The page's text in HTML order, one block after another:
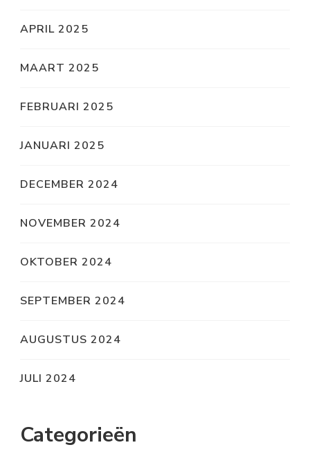
APRIL 2025
MAART 2025
FEBRUARI 2025
JANUARI 2025
DECEMBER 2024
NOVEMBER 2024
OKTOBER 2024
SEPTEMBER 2024
AUGUSTUS 2024
JULI 2024
Categorieën